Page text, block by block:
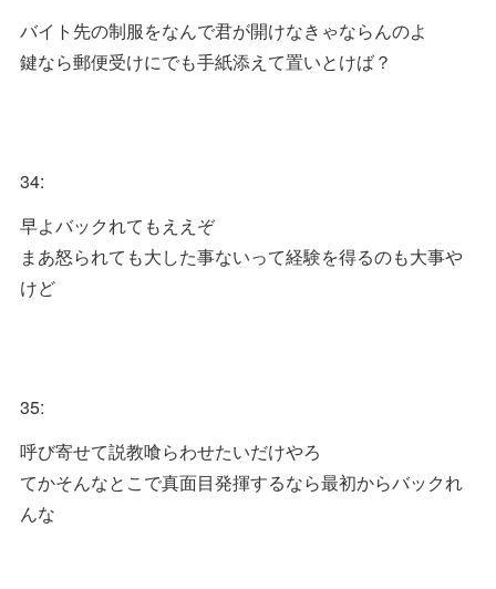
バイト先の制服をなんで君が開けなきゃならんのよ
鍵なら郵便受けにでも手紙添えて置いとけば？
34:
早よバックれてもええぞ
まあ怒られても大した事ないって経験を得るのも大事や
けど
35:
呼び寄せて説教喰らわせたいだけやろ
てかそんなとこで真面目発揮するなら最初からバックれ
んな